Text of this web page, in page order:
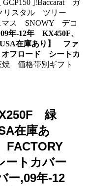
]!Baccarat ガ
リスタル ツリー
マス SNOWY デコ
09年-12年 KX450F、
在庫あり】 ファ
フロード シートカ
焼 価格帯別ギフト
緑
在庫あ
FACTORY
トカバー
ー,09年-12